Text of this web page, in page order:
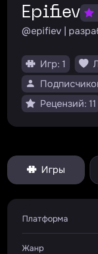
Epifiev
@epifiev |
Игр: 1
Рецензий: 11
Игры
Платформа
Жанр